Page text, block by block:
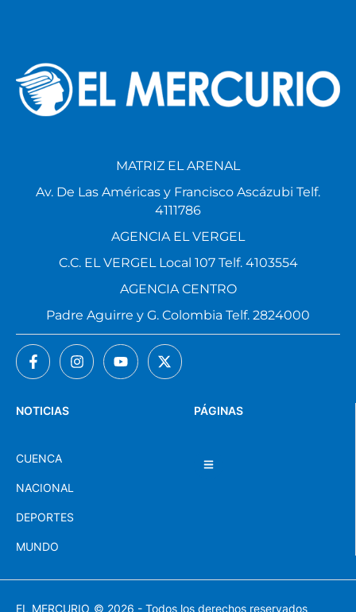
PÁGINAS
NOTICIAS
CUENCA
NACIONAL
DEPORTES
MUNDO
MATRIZ EL ARENAL
Av. De Las Américas y Francisco Ascázubi Telf.
4111786
AGENCIA EL VERGEL
C.C. EL VERGEL Local 107 Telf. 4103554
AGENCIA CENTRO
Padre Aguirre y G. Colombia Telf. 2824000
EL MERCURIO © 2026 - Todos los derechos reservados